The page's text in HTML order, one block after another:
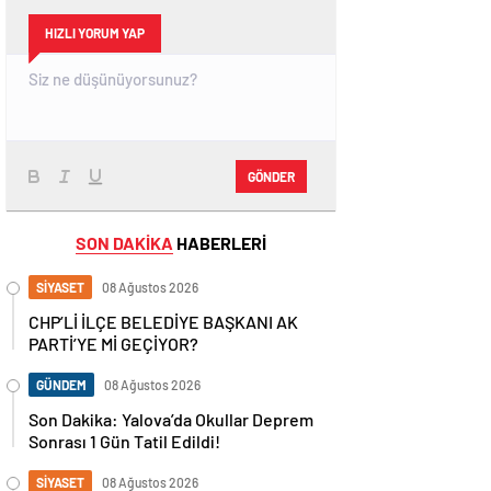
HIZLI YORUM YAP
GÖNDER
SON DAKİKA HABERLERİ
SİYASET 08 Ağustos 2026
CHP’Lİ İLÇE BELEDİYE BAŞKANI AK
PARTİ’YE Mİ GEÇİYOR?
GÜNDEM 08 Ağustos 2026
Son Dakika: Yalova’da Okullar Deprem
Sonrası 1 Gün Tatil Edildi!
SİYASET 08 Ağustos 2026